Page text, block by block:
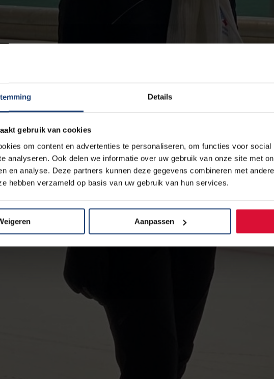
Details
gebruik van cookies
om content en advertenties te personaliseren, om functies voor
analyseren. Ook delen we informatie over uw gebruik van onze site met
en analyse. Deze partners kunnen deze gegevens combineren met
hebben verzameld op basis van uw gebruik van hun services.
Aanpassen